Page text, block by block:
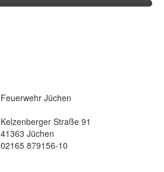
Feuerwehr Jüchen
Kelzenberger Straße 91
41363 Jüchen
02165 879156-10